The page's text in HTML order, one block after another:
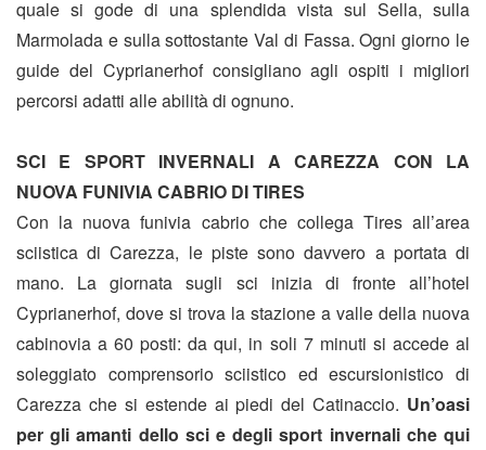
quale si gode di una splendida vista sul Sella, sulla
Marmolada e sulla sottostante Val di Fassa. Ogni giorno le
guide del Cyprianerhof consigliano agli ospiti i migliori
percorsi adatti alle abilità di ognuno.
SCI E SPORT INVERNALI A CAREZZA CON LA
NUOVA FUNIVIA CABRIO DI TIRES
Con la nuova funivia cabrio che collega Tires all’area
sciistica di Carezza, le piste sono davvero a portata di
mano. La giornata sugli sci inizia di fronte all’hotel
Cyprianerhof, dove si trova la stazione a valle della nuova
cabinovia a 60 posti: da qui, in soli 7 minuti si accede al
soleggiato comprensorio sciistico ed escursionistico di
Carezza che si estende ai piedi del Catinaccio. Un’oasi
per gli amanti dello sci e degli sport invernali che qui